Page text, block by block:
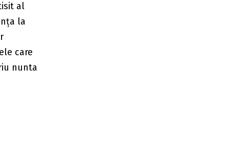
al
la
care
nunta